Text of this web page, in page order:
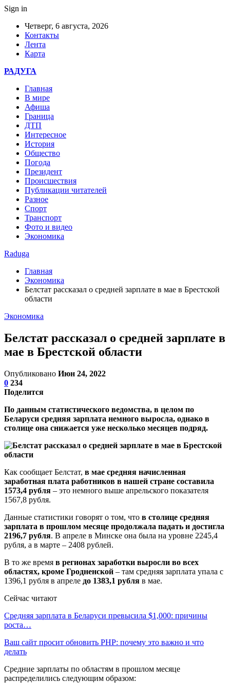
Sign in
Четверг, 6 августа, 2026
Контакты
Лента
Карта
РАДУГА
Главная
В мире
Афиша
Граница
ДТП
Интересное
История
Общество
Погода
Президент
Происшествия
Публикации читателей
Разное
Спорт
Транспорт
Фото и видео
Экономика
Raduga
Главная
Экономика
Белстат рассказал о средней зарплате в мае в Брестской
области
Экономика
Белстат рассказал о средней зарплате в
мае в Брестской области
Опубликовано Июн 24, 2022
0 234
Поделится
По данным статистического ведомства, в целом по
Беларуси средняя зарплата немного выросла, однако в
столице она снижается уже несколько месяцев подряд.
Как сообщает Белстат, в мае средняя начисленная
заработная плата работников в нашей стране составила
1573,4 рубля – это немного выше апрельского показателя
1567,8 рубля.
Данные статистики говорят о том, что в столице средняя
зарплата в прошлом месяце продолжала падать и достигла
2196,7 рубля. В апреле в Минске она была на уровне 2245,4
рубля, а в марте – 2408 рублей.
В то же время в регионах заработки выросли во всех
областях, кроме Гродненской – там средняя зарплата упала с
1396,1 рубля в апреле до 1383,1 рубля в мае.
Сейчас читают
Средняя зарплата в Беларуси превысила $1,000: причины
роста…
Ваш сайт просит обновить PHP: почему это важно и что
делать
Средние зарплаты по областям в прошлом месяце
распределились следующим образом: